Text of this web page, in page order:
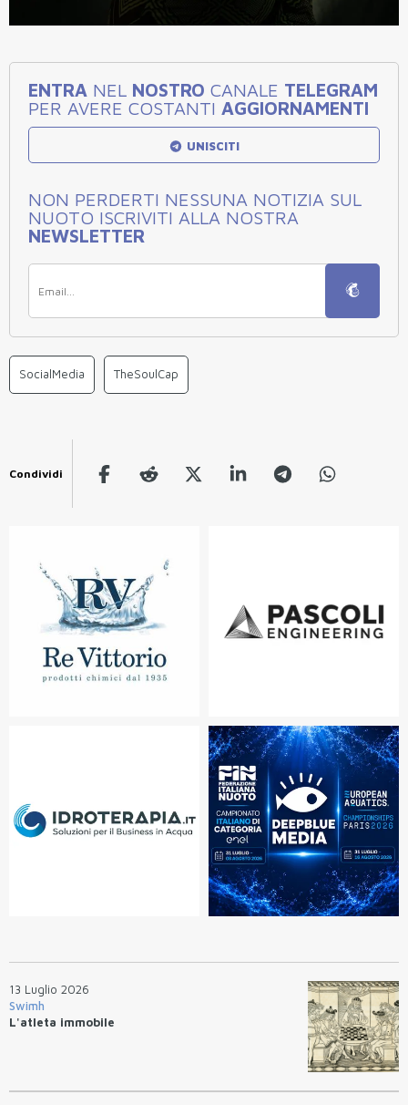
ENTRA NEL NOSTRO CANALE TELEGRAM
PER AVERE COSTANTI AGGIORNAMENTI
UNISCITI
NON PERDERTI NESSUNA NOTIZIA SUL
NUOTO ISCRIVITI ALLA NOSTRA
NEWSLETTER
SocialMedia TheSoulCap
Condividi
13 Luglio 2026
Swimh
L'atleta immobile